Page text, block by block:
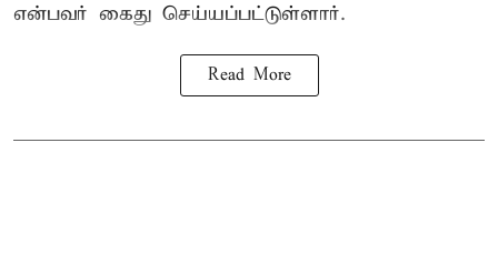
என்பவர் கைது செய்யப்பட்டுள்ளார்.
Read More